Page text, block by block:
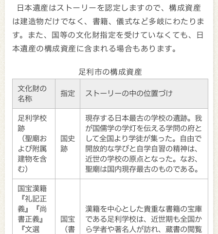
日本遺産はストーリーを認定しますので、構成資産
は建造物だけでなく、書籍、儀式など多岐にわたりま
す。また、国等の文化財指定を受けていなくても、日
本遺産の構成資産に含まれる場合もあります。
足利市の構成資産
文化財の
名称
指定 ストーリーの中の位置づけ
足利学校
跡
（聖廟お
よび附属
建物を含
む）
国史
跡
現存する日本最古の学校の遺跡。我
が国儒学の学灯を伝える学問の府と
して全国より学徒が集った。自由で
開放的な学びと自学自習の精神は、
近世の学校の原点となった。なお、
聖廟は国内現存最古のものである。
国宝漢籍
『礼記正
義』『尚
書正義』
『文選
国宝
（書
漢籍を中心とした貴重な書籍の宝庫
である足利学校は、近世期も全国か
ら学者や著名人が訪れ、蔵書の閲覧